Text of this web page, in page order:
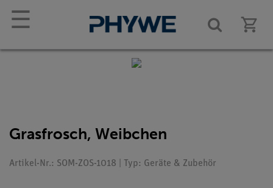
☰
Grasfrosch, Weibchen
Artikel-Nr.: SOM-ZOS-1018 | Typ: Geräte & Zubehör